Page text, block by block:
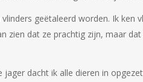
geëtaleerd worden. Ik
zien dat ze prachtig zijn, maar
dacht ik alle dieren in